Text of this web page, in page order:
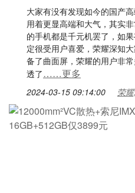
大家有没有发现如今的国产
用着更显高端和大气，其实
的手机都是千元机罢了，如
定很受用户喜爱，荣耀深知
备了曲面屏，荣耀的用户非
透了……更多
2024-03-15 09:14:00 荣